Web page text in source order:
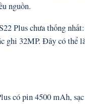
nguồn.
Plus chưa thống
ghi 32MP. Đây có thể
có pin 4500 mAh,